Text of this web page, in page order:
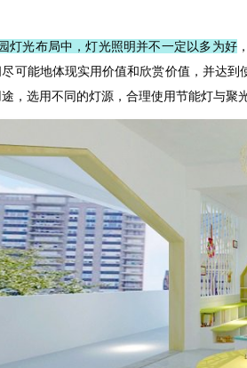
灯光布局中，灯光照明并不一定以多为好
可能地体现实用价值和欣赏价值，并达到
，选用不同的灯源，合理使用节能灯与聚光